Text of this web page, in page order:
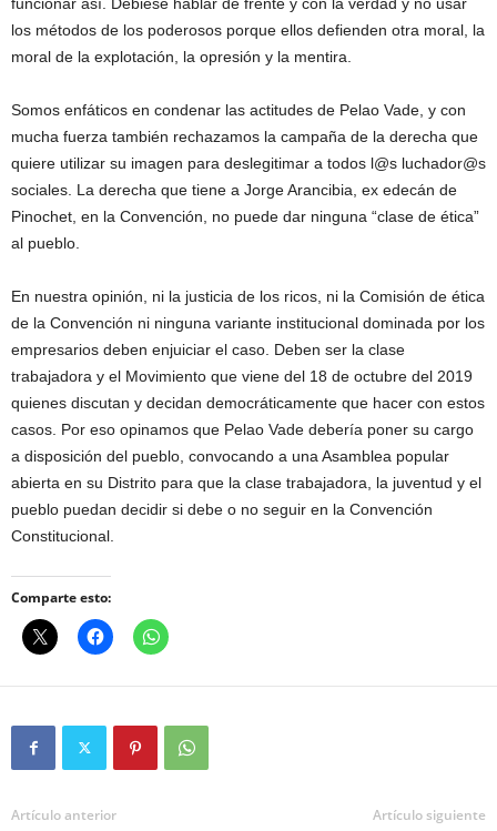
los métodos de los poderosos porque ellos defienden otra moral, la
moral de la explotación, la opresión y la mentira.
Somos enfáticos en condenar las actitudes de Pelao Vade, y con
mucha fuerza también rechazamos la campaña de la derecha que
quiere utilizar su imagen para deslegitimar a todos l@s luchador@s
sociales. La derecha que tiene a Jorge Arancibia, ex edecán de
Pinochet, en la Convención, no puede dar ninguna “clase de ética”
al pueblo.
En nuestra opinión, ni la justicia de los ricos, ni la Comisión de ética
de la Convención ni ninguna variante institucional dominada por los
empresarios deben enjuiciar el caso. Deben ser la clase
trabajadora y el Movimiento que viene del 18 de octubre del 2019
quienes discutan y decidan democráticamente que hacer con estos
casos. Por eso opinamos que Pelao Vade debería poner su cargo
a disposición del pueblo, convocando a una Asamblea popular
abierta en su Distrito para que la clase trabajadora, la juventud y el
pueblo puedan decidir si debe o no seguir en la Convención
Constitucional.
Comparte esto:
Artículo anterior Artículo siguiente